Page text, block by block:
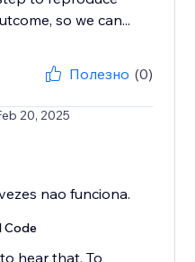
so we can...
Полезно (0)
20, 2025
nao funciona.
Code
hear that. To